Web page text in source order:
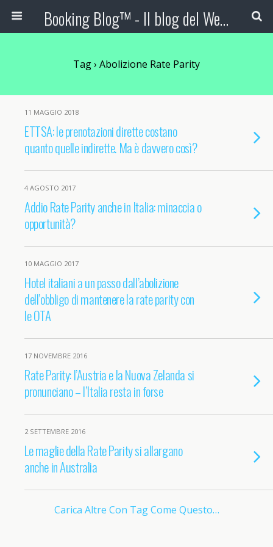
Booking Blog™ - Il blog del Web Marketing Turistico
Tag › Abolizione Rate Parity
11 MAGGIO 2018
ETTSA: le prenotazioni dirette costano
quanto quelle indirette. Ma è davvero così?
4 AGOSTO 2017
Addio Rate Parity anche in Italia: minaccia o
opportunità?
10 MAGGIO 2017
Hotel italiani a un passo dall’abolizione
dell’obbligo di mantenere la rate parity con
le OTA
17 NOVEMBRE 2016
Rate Parity: l’Austria e la Nuova Zelanda si
pronunciano – l’Italia resta in forse
2 SETTEMBRE 2016
Le maglie della Rate Parity si allargano
anche in Australia
Carica Altre Con Tag Come Questo…